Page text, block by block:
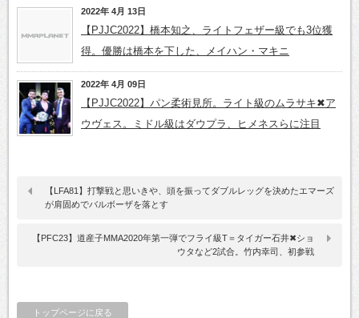
2022年 4月 13日
【PJJC2022】橋本知之、ライトフェザー級でも3位獲
得。優勝は橋本を下した、メイハン・マキニ
2022年 4月 09日
【PJJC2022】パン柔術見所。ライト級のムラサキ✖ア
ウヴェス。ミドル級はダウプラ、ヒメネスらに注目
【LFA81】打撃戦と思いきや、頭を振ってダブルレッグを決めたエマーズ
が肩固めでバルボーザを落とす
【PFC23】道産子MMA2020年第一弾でフライ級T＝タイガー石井✖ショ
ウタなど2試合。竹内幸司、初参戦
トップページに戻る